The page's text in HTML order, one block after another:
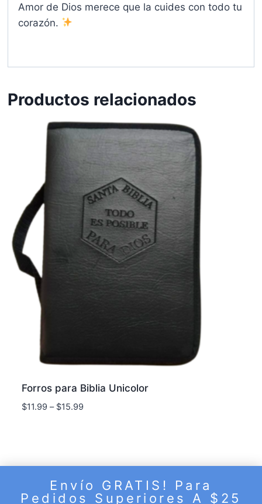
Amor de Dios merece que la cuides con todo tu
corazón.
Productos relacionados
Forros para Biblia Unicolor
$11.99 – $15.99
© 2026 Puente de Fe - Tema para WordPress por
Envío GRATIS! Para
Pedidos Superiores A $25